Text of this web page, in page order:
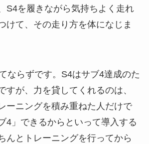
S4を履きながら気持ちよく走れ
けて、その走り方を体になじま
ならずです。S4はサブ4達成のた
すが、力を貸してくれるのは、
ーニングを積み重ねた人だけで
4」できるからといって導入する
んとトレーニングを行ってから